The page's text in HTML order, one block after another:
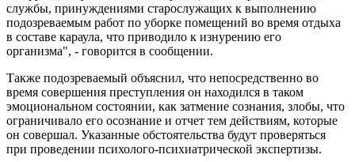
службы, принуждениями старослужащих к выполнению
подозреваемым работ по уборке помещений во время отдыха
в составе караула, что приводило к изнурению его
организма", - говорится в сообщении.
Также подозреваемый объяснил, что непосредственно во
время совершения преступления он находился в таком
эмоциональном состоянии, как затмение сознания, злобы, что
ограничивало его осознание и отчет тем действиям, которые
он совершал. Указанные обстоятельства будут проверяться
при проведении психолого-психиатрической экспертизы.